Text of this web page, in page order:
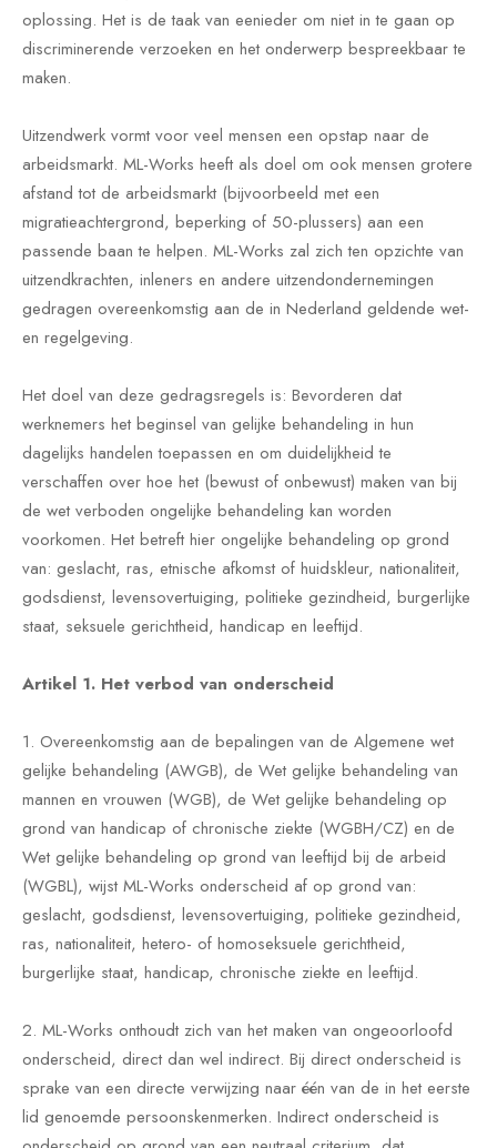
oplossing. Het is de taak van eenieder om niet in te gaan op
discriminerende verzoeken en het onderwerp bespreekbaar te
maken.
Uitzendwerk vormt voor veel mensen een opstap naar de
arbeidsmarkt. ML-Works heeft als doel om ook mensen grotere
afstand tot de arbeidsmarkt (bijvoorbeeld met een
migratieachtergrond, beperking of 50-plussers) aan een
passende baan te helpen. ML-Works zal zich ten opzichte van
uitzendkrachten, inleners en andere uitzendondernemingen
gedragen overeenkomstig aan de in Nederland geldende wet-
en regelgeving.
Het doel van deze gedragsregels is: Bevorderen dat
werknemers het beginsel van gelijke behandeling in hun
dagelijks handelen toepassen en om duidelijkheid te
verschaffen over hoe het (bewust of onbewust) maken van bij
de wet verboden ongelijke behandeling kan worden
voorkomen. Het betreft hier ongelijke behandeling op grond
van: geslacht, ras, etnische afkomst of huidskleur, nationaliteit,
godsdienst, levensovertuiging, politieke gezindheid, burgerlijke
staat, seksuele gerichtheid, handicap en leeftijd.
Artikel 1. Het verbod van onderscheid
1. Overeenkomstig aan de bepalingen van de Algemene wet
gelijke behandeling (AWGB), de Wet gelijke behandeling van
mannen en vrouwen (WGB), de Wet gelijke behandeling op
grond van handicap of chronische ziekte (WGBH/CZ) en de
Wet gelijke behandeling op grond van leeftijd bij de arbeid
(WGBL), wijst ML-Works onderscheid af op grond van:
geslacht, godsdienst, levensovertuiging, politieke gezindheid,
ras, nationaliteit, hetero- of homoseksuele gerichtheid,
burgerlijke staat, handicap, chronische ziekte en leeftijd.
2. ML-Works onthoudt zich van het maken van ongeoorloofd
onderscheid, direct dan wel indirect. Bij direct onderscheid is
sprake van een directe verwijzing naar één van de in het eerste
lid genoemde persoonskenmerken. Indirect onderscheid is